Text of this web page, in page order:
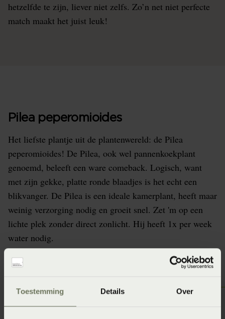
Toestemming Details Over
hetzelfde te zijn, liever niet zelfs. Zo’n net niet perfecte
match maakt het juist leuk!
Pilea peperomioides
Het liefste plantje uit de plantenwereld: de Pilea
peperomioides! De Pilea, ook wel pannenkoekplant
genoemd, beleeft een ware comeback. Logisch, want
met zijn gekke, platte ronde blaadjes is het echt een
blikvanger. De Pilea is een ideale kamerplant, heeft maar
weinig verzorging nodig en groeit snel. Zet 'm op een
lichte plek zonder direct zonlicht. Hij heeft 1x per week
water nodig.